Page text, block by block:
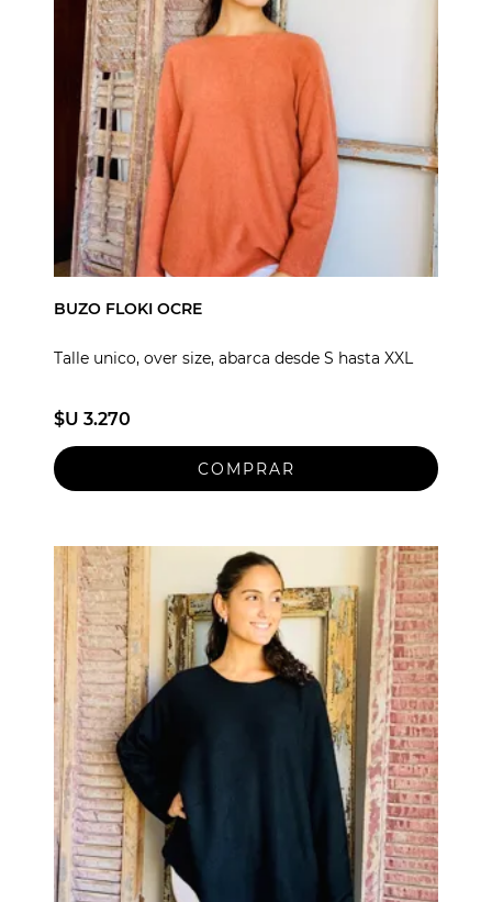
BUZO FLOKI OCRE
Talle unico, over size, abarca desde S hasta XXL
$U 3.270